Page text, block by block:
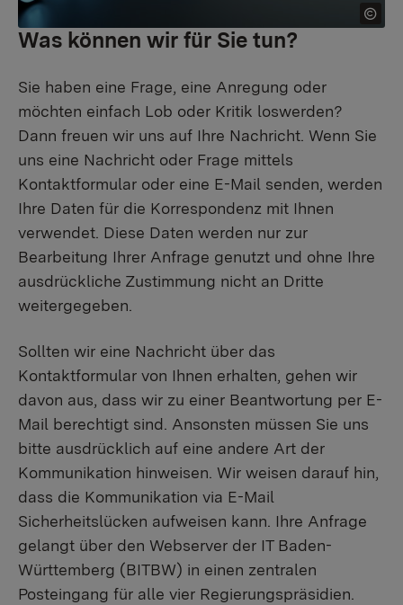
Was können wir für Sie tun?
Sie haben eine Frage, eine Anregung oder
möchten einfach Lob oder Kritik loswerden?
Dann freuen wir uns auf Ihre Nachricht. Wenn Sie
uns eine Nachricht oder Frage mittels
Kontaktformular oder eine E-Mail senden, werden
Ihre Daten für die Korrespondenz mit Ihnen
verwendet. Diese Daten werden nur zur
Bearbeitung Ihrer Anfrage genutzt und ohne Ihre
ausdrückliche Zustimmung nicht an Dritte
weitergegeben.
Sollten wir eine Nachricht über das
Kontaktformular von Ihnen erhalten, gehen wir
davon aus, dass wir zu einer Beantwortung per E-
Mail berechtigt sind. Ansonsten müssen Sie uns
bitte ausdrücklich auf eine andere Art der
Kommunikation hinweisen. Wir weisen darauf hin,
dass die Kommunikation via E-Mail
Sicherheitslücken aufweisen kann. Ihre Anfrage
gelangt über den Webserver der IT Baden-
Württemberg (BITBW) in einen zentralen
Posteingang für alle vier Regierungspräsidien.